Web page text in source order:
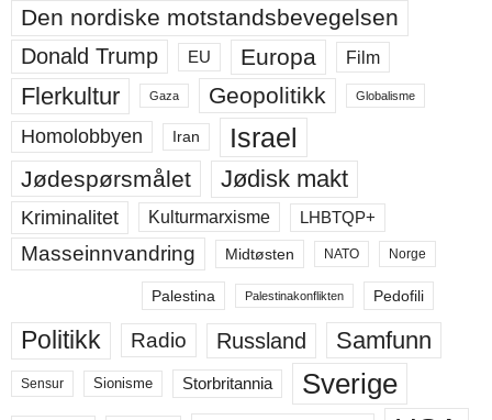
Den nordiske motstandsbevegelsen
Donald Trump EU Europa Film
Flerkultur Gaza Geopolitikk Globalisme
Homolobbyen Iran Israel
Jødespørsmålet Jødisk makt
Kriminalitet Kulturmarxisme LHBTQP+
Masseinnvandring Midtøsten NATO Norge
Palestina Palestinakonflikten Pedofili
Politikk Radio Russland Samfunn
Sensur Sionisme Storbritannia Sverige